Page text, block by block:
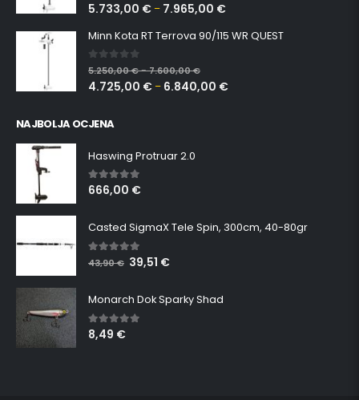
5.733,00 € – 7.965,00 €
Minn Kota RT Terrova 90/115 WR QUEST
0 out of 5
5.250,00€–7.600,00€
4.725,00 € – 6.840,00 €
NAJBOLJA OCJENA
Haswing Protruar 2.0
5.00 out of 5
666,00 €
Casted SigmaX Tele Spin, 300cm, 40-80gr
5.00 out of 5
43,90€ 39,51 €
Monarch Dok Sparky Shad
5.00 out of 5
8,49 €